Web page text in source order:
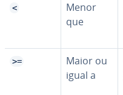
<
Menor
que
>=
Maior ou
igual a